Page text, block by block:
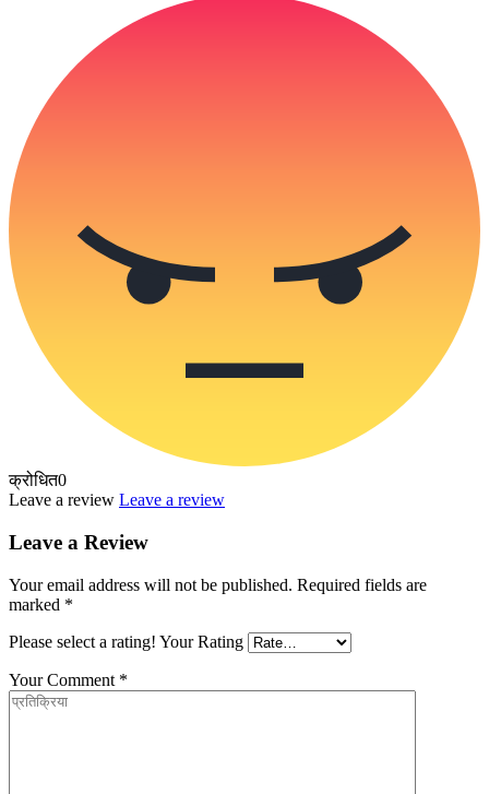
क्रोधित0
Leave a review Leave a review
Leave a Review
Your email address will not be published. Required fields are
marked *
Please select a rating! Your Rating
Your Comment *